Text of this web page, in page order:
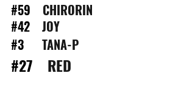
#59 CHIRORIN
#42 JOY
#3 TANA-P
#27 RED